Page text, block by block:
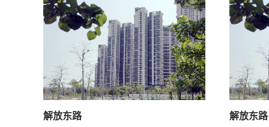
解放东路 解放东路